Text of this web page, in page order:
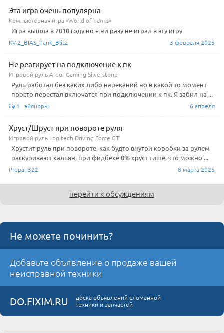
Эта игра очень популярна
Компьютерная игра «World of Tanks»
Игра вышла в 2010 году но я ни разу не играл в эту игру
KV-2_BIAS_Tank_Blitz 3 февраля 2025
Не реагирует на подключение к пк
Игровой руль Ardor Gaming Silverstone
Руль работал без каких либо нареканий но в какой то момент
просто перестал включатся при подключении к пк. Я забил на ...
1 эйяноры 6 апреля
Хруст/Шруст при повороте руля
Игровой руль Logitech Driving Force GT
Хрустит руль при повороте, как будто внутри коробки за рулем
раскуривают кальян, при фидбеке 0% хруст тише, что можно ...
Propan322 8 марта 2025
перейти к обсуждениям
Не можете починить?
Добавьте объявление о продаже вашей
неисправной техники
DO.FIXIM.RU
доска объявлений сломанной
техники и запчастей